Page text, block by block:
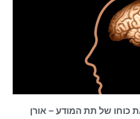
כוחו של תת המודע – אורן